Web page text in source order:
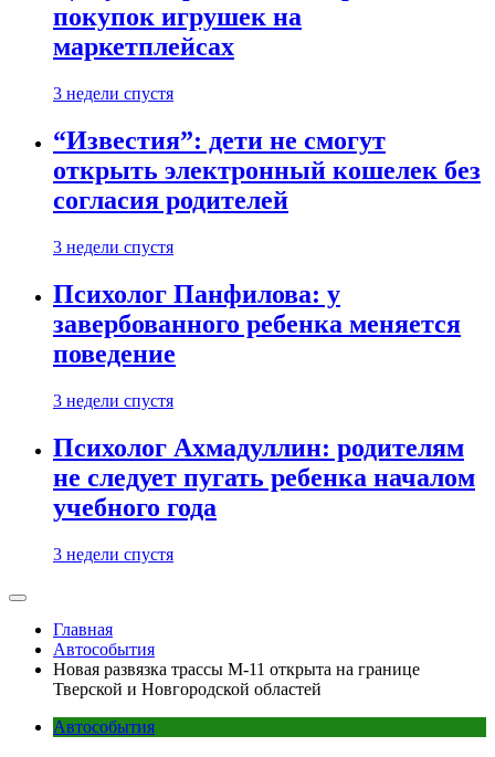
покупок игрушек на
маркетплейсах
3 недели спустя
“Известия”: дети не смогут
открыть электронный кошелек без
согласия родителей
3 недели спустя
Психолог Панфилова: у
завербованного ребенка меняется
поведение
3 недели спустя
Психолог Ахмадуллин: родителям
не следует пугать ребенка началом
учебного года
3 недели спустя
Главная
Автособытия
Новая развязка трассы М-11 открыта на границе
Тверской и Новгородской областей
Автособытия